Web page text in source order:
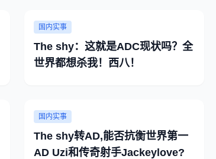
国内实事
The shy：这就是ADC现状吗？全
世界都想杀我！西八！
国内实事
The shy转AD,能否抗衡世界第一
AD Uzi和传奇射手Jackeylove?